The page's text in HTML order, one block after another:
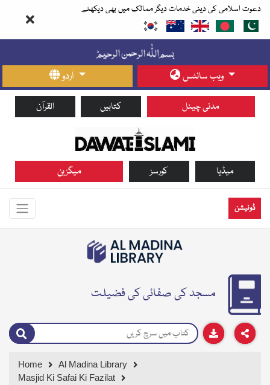
دعوت اسلامی کی دینی خدمات دیگر ممالک میں بھی دیکھئے
اردو ویب سائٹس
القرآن کتابیں مدنی چینل
میگزین کورسز میڈیا
ڈونیشن
مسجد کی صفائی کی فضیلت
Home
Al Madina Library
Masjid Ki Safai Ki Fazilat